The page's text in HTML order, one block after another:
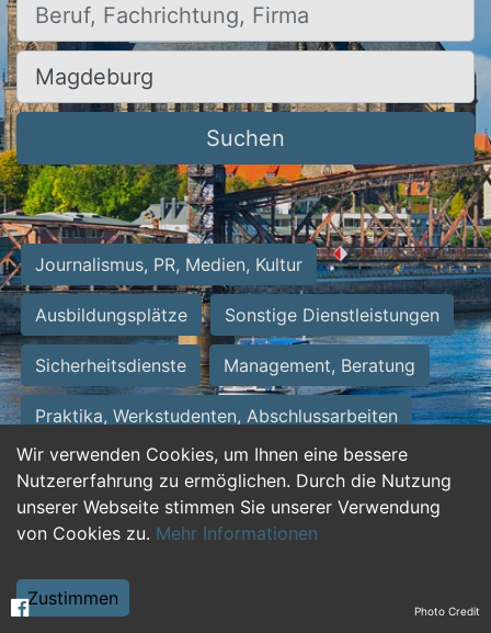
Wir verwenden Cookies, um Ihnen eine bessere
Nutzererfahrung zu ermöglichen. Durch die Nutzung
unserer Webseite stimmen Sie unserer Verwendung
von Cookies zu. Mehr Informationen
Zustimmen
Ort, Stadt
Suchen
Journalismus, PR, Medien, Kultur
Ausbildungsplätze Sonstige Dienstleistungen
Sicherheitsdienste Management, Beratung
Praktika, Werkstudenten, Abschlussarbeiten
Personalwesen Assistenz, Sekretariat
Hilfskräfte, Aushilfs- und Nebenjobs
Weiterbildung, Studium, duale Ausbildung Photo Credit